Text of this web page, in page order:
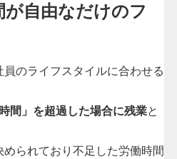
が自由なだけのフ
のライフスタイルに合わせる
間」を超過した場合に残業と
められており不足した労働時間